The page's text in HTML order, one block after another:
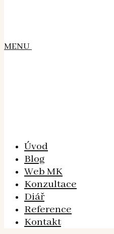
MENU
Úvod
Blog
Web MK
Konzultace
Diář
Reference
Kontakt